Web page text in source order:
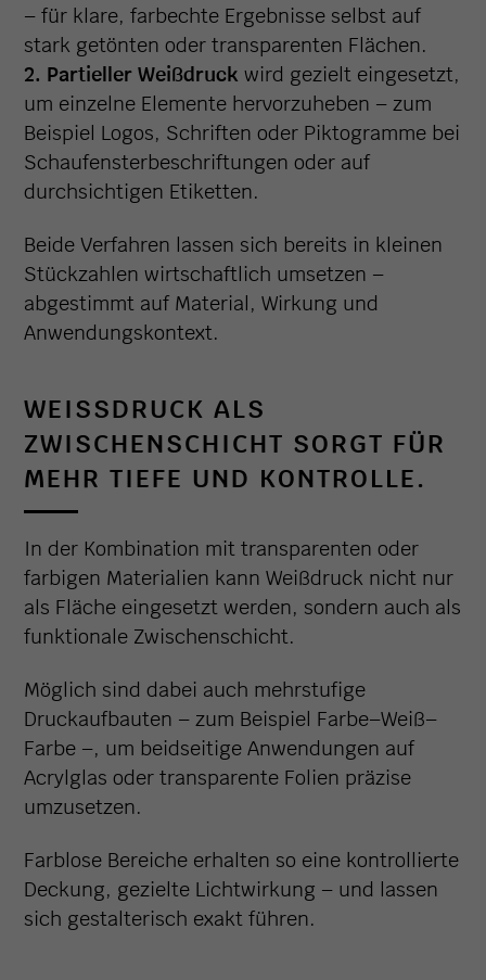
– für klare, farbechte Ergebnisse selbst auf
stark getönten oder transparenten Flächen.
2. Partieller Weißdruck wird gezielt eingesetzt,
um einzelne Elemente hervorzuheben – zum
Beispiel Logos, Schriften oder Piktogramme bei
Schaufensterbeschriftungen oder auf
durchsichtigen Etiketten.
Beide Verfahren lassen sich bereits in kleinen
Stückzahlen wirtschaftlich umsetzen –
abgestimmt auf Material, Wirkung und
Anwendungskontext.
WEISSDRUCK ALS Z
WISCHENSCHICHT SORGT FÜR M
EHR TIEFE UND KONTROLLE.
In der Kombination mit transparenten oder
farbigen Materialien kann Weißdruck nicht nur
als Fläche eingesetzt werden, sondern auch als
funktionale Zwischenschicht.
Möglich sind dabei auch mehrstufige
Druckaufbauten – zum Beispiel Farbe–Weiß–
Farbe –, um beidseitige Anwendungen auf
Acrylglas oder transparente Folien präzise
umzusetzen.
Farblose Bereiche erhalten so eine kontrollierte
Deckung, gezielte Lichtwirkung – und lassen
sich gestalterisch exakt führen.